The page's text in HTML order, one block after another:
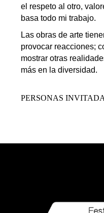
el respeto al otro,
basa todo mi trabajo.
Las obras de arte
provocar reacciones;
mostrar otras
más en la diversidad.
PERSONAS